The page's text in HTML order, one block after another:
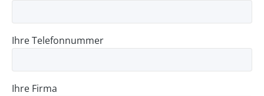
Ihre Telefonnummer
Ihre Firma